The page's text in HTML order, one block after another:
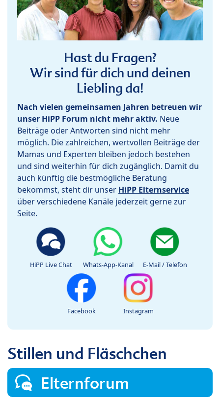
Hast du Fragen?
Wir sind für dich und deinen
Liebling da!
Nach vielen gemeinsamen Jahren betreuen wir
unser HiPP Forum nicht mehr aktiv. Neue
Beiträge oder Antworten sind nicht mehr
möglich. Die zahlreichen, wertvollen Beiträge der
Mamas und Experten bleiben jedoch bestehen
und sind weiterhin für dich zugänglich. Damit du
auch künftig die bestmögliche Beratung
bekommst, steht dir unser HiPP Elternservice
über verschiedene Kanäle jederzeit gerne zur
Seite.
HiPP Live Chat Whats-App-Kanal E-Mail / Telefon
Facebook Instagram
Stillen und Fläschchen
Elternforum